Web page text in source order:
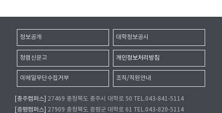
정보공개 대학정보공시
청렴신문고 개인정보처리방침
이메일무단수집거부 조직/직원안내
[충주캠퍼스]
27469 충청북도 충주시 대학로 50 TEL.043-841-5114
[증평캠퍼스]
27909 충청북도 증평군 대학로 61 TEL.043-820-5114